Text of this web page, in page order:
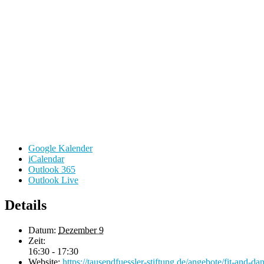
Google Kalender
iCalendar
Outlook 365
Outlook Live
Details
Datum: Dezember 9
Zeit:
16:30 - 17:30
Website: https://tausendfuessler-stiftung.de/angebote/fit-and-